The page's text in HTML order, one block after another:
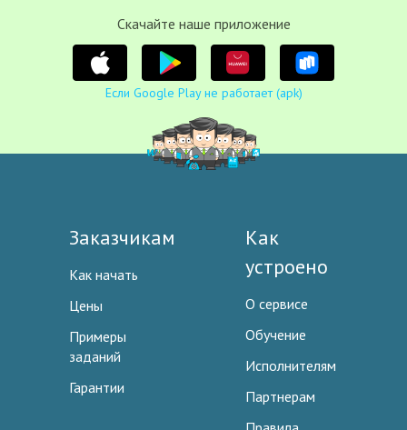
Cкачайте наше приложение
Если Google Play не работает (apk)
Заказчикам
Как начать
Цены
Примеры
заданий
Гарантии
Как
устроено
О сервисе
Обучение
Исполнителям
Партнерам